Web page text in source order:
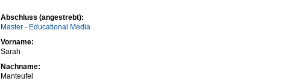
Abschluss (angestrebt):
Master - Educational Media
Vorname:
Sarah
Nachname:
Manteufel